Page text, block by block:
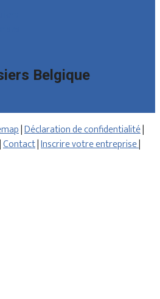
Belgique
|Déclaration de confidentialité|
|Contact|Inscrire votre entreprise|